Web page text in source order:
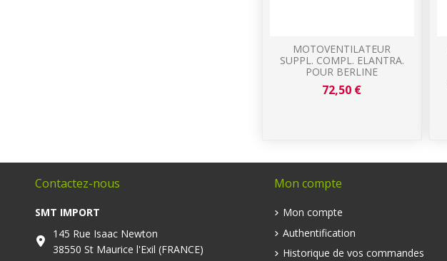
MOTOVENTILATEUR
SUPPL. COMPL. ELANTRA.
POUR BERLINE
72,50 €
Contactez-nous
SMT IMPORT
145 Rue Isaac Newton
38550 St Maurice l'Exil (FRANCE)
Mon compte
Mon compte
Authentification
Historique de vos commandes